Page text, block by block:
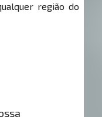
região do